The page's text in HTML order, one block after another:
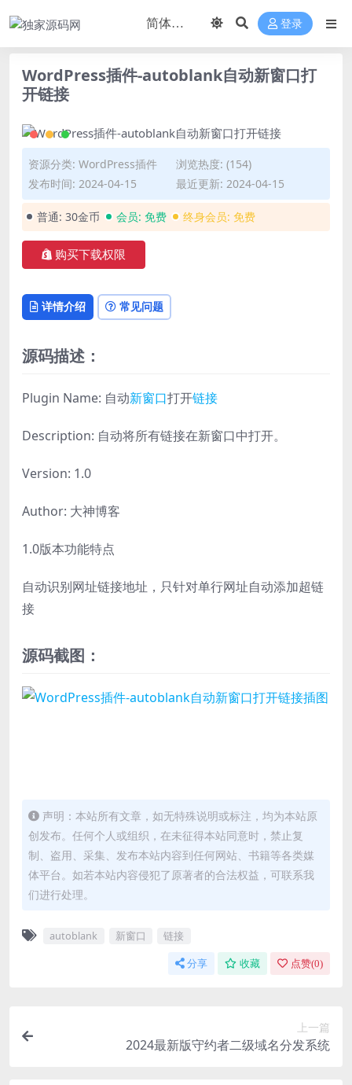
登录
WordPress插件-autoblank自动新窗口打
开链接
资源分类: WordPress插件
浏览热度: (154)
发布时间: 2024-04-15
最近更新: 2024-04-15
普通: 30金币 会员: 免费 终身会员: 免费
购买下载权限
详情介绍 常见问题
源码描述：
Plugin Name: 自动新窗口打开链接
Description: 自动将所有链接在新窗口中打开。
Version: 1.0
Author: 大神博客
1.0版本功能特点
自动识别网址链接地址，只针对单行网址自动添加超链
接
源码截图：
声明：本站所有文章，如无特殊说明或标注，均为本站原
创发布。任何个人或组织，在未征得本站同意时，禁止复
制、盗用、采集、发布本站内容到任何网站、书籍等各类媒
体平台。如若本站内容侵犯了原著者的合法权益，可联系我
们进行处理。
autoblank 新窗口 链接
分享 收藏 点赞(0)
上一篇
2024最新版守约者二级域名分发系统